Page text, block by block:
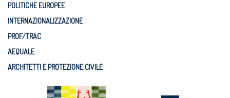
POLITICHE EUROPEE
INTERNAZIONALIZZAZIONE
PROF/TRAC
AEQUALE
ARCHITETTI E PROTEZIONE CIVILE